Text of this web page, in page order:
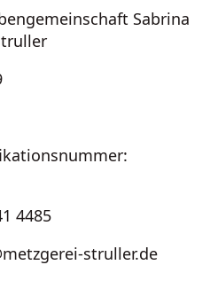
Sabrina
4485
struller.de